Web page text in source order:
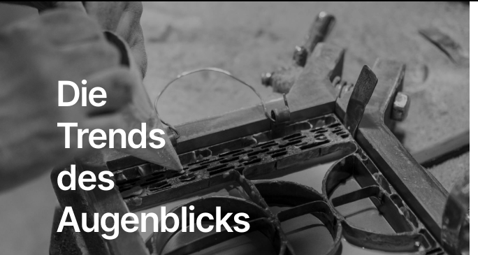
Die
Trends
des
Augenblicks